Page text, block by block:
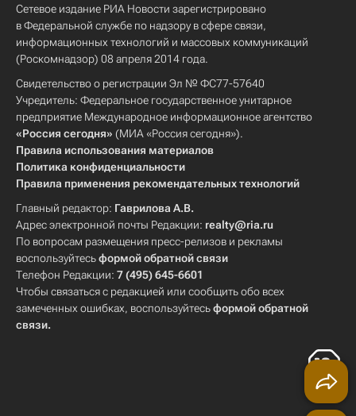
Сетевое издание РИА Новости зарегистрировано
в Федеральной службе по надзору в сфере связи,
информационных технологий и массовых коммуникаций
(Роскомнадзор) 08 апреля 2014 года.
Свидетельство о регистрации Эл № ФС77-57640
Учредитель: Федеральное государственное унитарное
предприятие Международное информационное агентство
«Россия сегодня» (МИА «Россия сегодня»).
Правила использования материалов
Политика конфиденциальности
Правила применения рекомендательных технологий
Главный редактор: Гаврилова А.В.
Адрес электронной почты Редакции: realty@ria.ru
По вопросам размещения пресс-релизов и рекламы
воспользуйтесьформой обратной связи
Телефон Редакции: 7 (495) 645-6601
Чтобы связаться с редакцией или сообщить обо всех
замеченных ошибках, воспользуйтесьформой обратной
связи.